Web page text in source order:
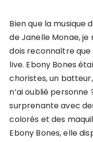
Bien que la musique
de Janelle Monae, je
dois reconnaître que
live. Ebony Bones
choristes, un
n’ai oublié
surprenante avec
colorés et des
Ebony Bones, elle